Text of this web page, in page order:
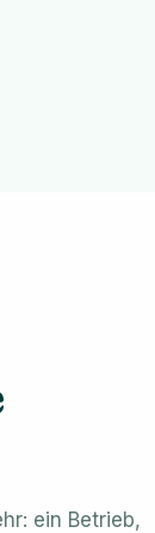
ein Betrieb,